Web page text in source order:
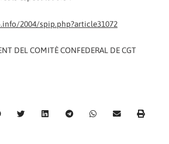
2004/spip.php?article31072
DEL COMITÈ CONFEDERAL DE CGT